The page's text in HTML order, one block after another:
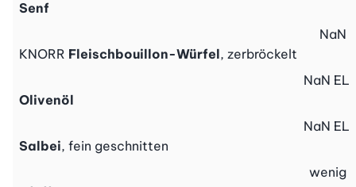
Senf
KNORR Fleischbouillon-Würfel, zerbröckelt
NaN
Olivenöl
NaN EL
Salbei, fein geschnitten
NaN EL
wenig